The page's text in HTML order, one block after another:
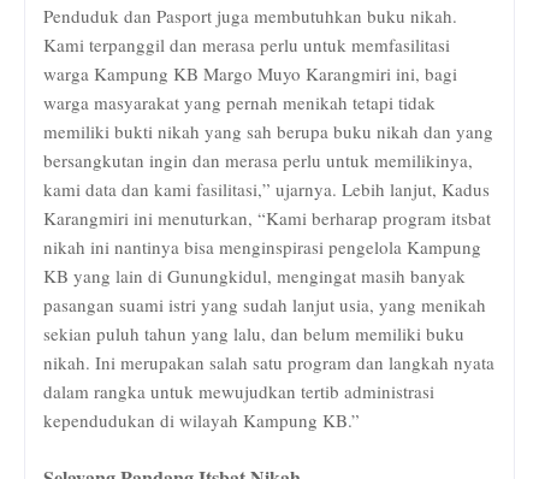
Penduduk dan Pasport juga membutuhkan buku nikah.
Kami terpanggil dan merasa perlu untuk memfasilitasi
warga Kampung KB Margo Muyo Karangmiri ini, bagi
warga masyarakat yang pernah menikah tetapi tidak
memiliki bukti nikah yang sah berupa buku nikah dan yang
bersangkutan ingin dan merasa perlu untuk memilikinya,
kami data dan kami fasilitasi,” ujarnya. Lebih lanjut, Kadus
Karangmiri ini menuturkan, “Kami berharap program itsbat
nikah ini nantinya bisa menginspirasi pengelola Kampung
KB yang lain di Gunungkidul, mengingat masih banyak
pasangan suami istri yang sudah lanjut usia, yang menikah
sekian puluh tahun yang lalu, dan belum memiliki buku
nikah. Ini merupakan salah satu program dan langkah nyata
dalam rangka untuk mewujudkan tertib administrasi
kependudukan di wilayah Kampung KB.”